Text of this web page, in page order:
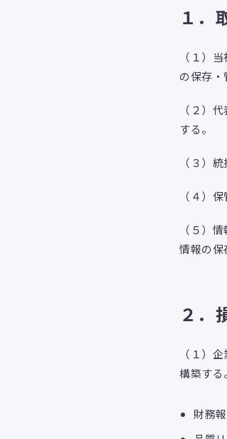
１．
（１）
の保存・
（２）
する。
（３）
（４）
（５）
情報の保
２．
（１）
構築する。
財務